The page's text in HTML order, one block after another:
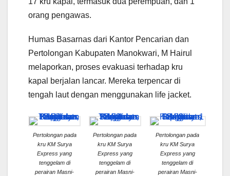
orang pengawas.
Humas Basarnas dari Kantor Pencarian dan
Pertolongan Kabupaten Manokwari, M Hairul
melaporkan, proses evakuasi terhadap kru
kapal berjalan lancar. Mereka terpencar di
tengah laut dengan menggunakan life jacket.
Pertolongan pada
kru KM Surya
Express yang
tenggelam di
perairan Masni-
Pertolongan pada
kru KM Surya
Express yang
tenggelam di
perairan Masni-
Pertolongan pada
kru KM Surya
Express yang
tenggelam di
perairan Masni-